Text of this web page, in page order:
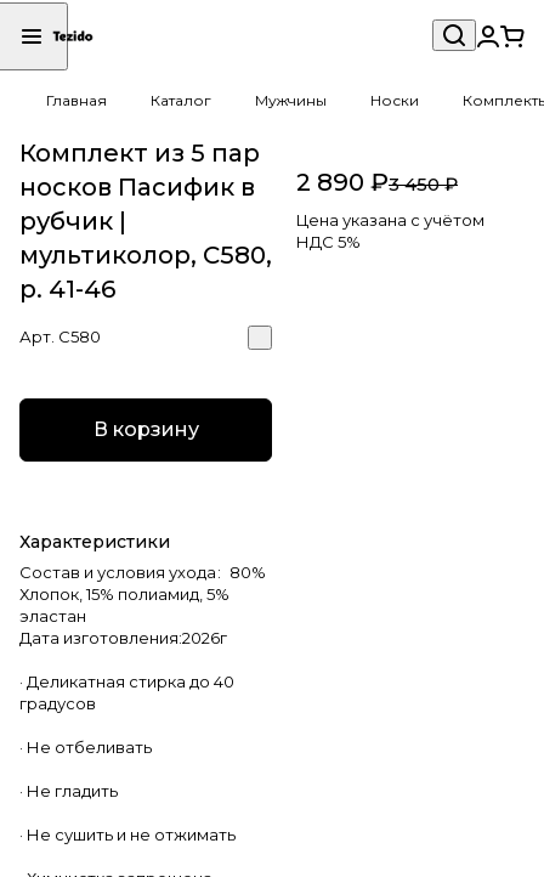
Главная Каталог Мужчины Носки
Комплект из 5 пар
носков Пасифик в
рубчик |
мультиколор, С580,
р. 41-46
Арт. С580
В корзину
Характеристики
Состав и условия ухода: 80%
Хлопок, 15% полиамид, 5%
эластан
Дата изготовления:2026г
· Деликатная стирка до 40
градусов
· Не отбеливать
· Не гладить
· Не сушить и не отжимать
2 890 ₽3 450 ₽
Цена указана с учётом
НДС 5%